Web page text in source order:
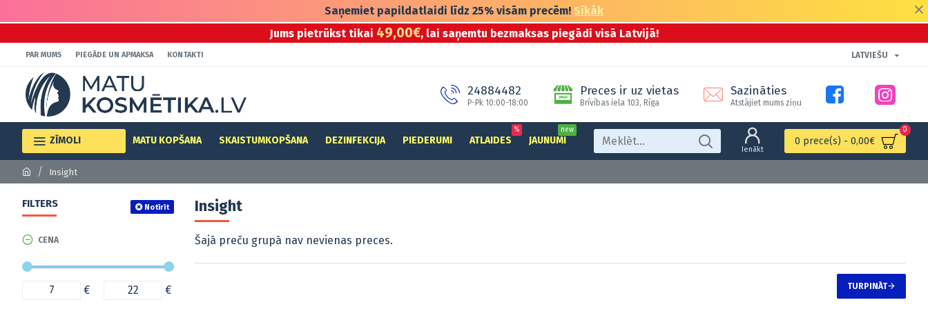
Saņemiet papildatlaidi līdz 25% visām precēm! Sīkāk
Jums pietrūkst tikai 49,00€, lai saņemtu bezmaksas piegādi visā Latvijā!
PAR MUMS PIEGĀDE UN APMAKSA KONTAKTI LATVIEŠU
24884482
P-Pk 10:00-18:00
Preces ir uz vietas
Brīvības iela 103, Rīga
Sazināties
Atstājiet mums ziņu
ZĪMOLI MATU KOPŠANA SKAISTUMKOPŠANA DEZINFEKCIJA PIEDERUMI ATLAIDES
%
JAUNUMI
new
Ienākt
0 prece(s) - 0,00€
0
Insight
FILTERS Notīrīt
CENA
€ €
Insight
Šajā preču grupā nav nevienas preces.
TURPINĀT